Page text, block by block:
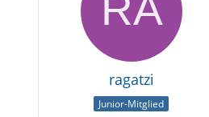
ragatzi
Junior-Mitglied